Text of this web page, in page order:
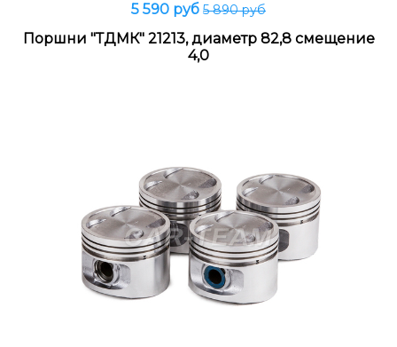
5 590 руб 5 890 руб
Поршни "ТДМК" 21213, диаметр 82,8 смещение
4,0